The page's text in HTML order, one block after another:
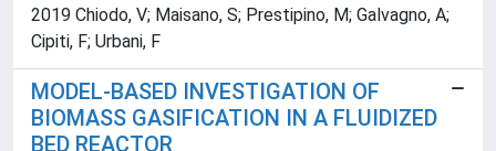
2019 Chiodo, V; Maisano, S; Prestipino, M; Galvagno, A;
Cipiti, F; Urbani, F
MODEL-BASED INVESTIGATION OF
BIOMASS GASIFICATION IN A FLUIDIZED
BED REACTOR